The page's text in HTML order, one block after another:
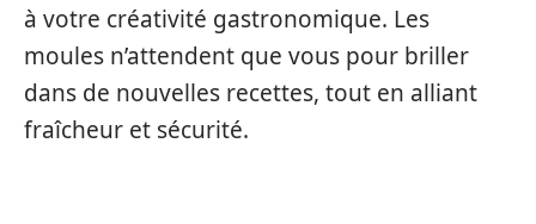
à votre créativité gastronomique. Les
moules n’attendent que vous pour briller
dans de nouvelles recettes, tout en alliant
fraîcheur et sécurité.